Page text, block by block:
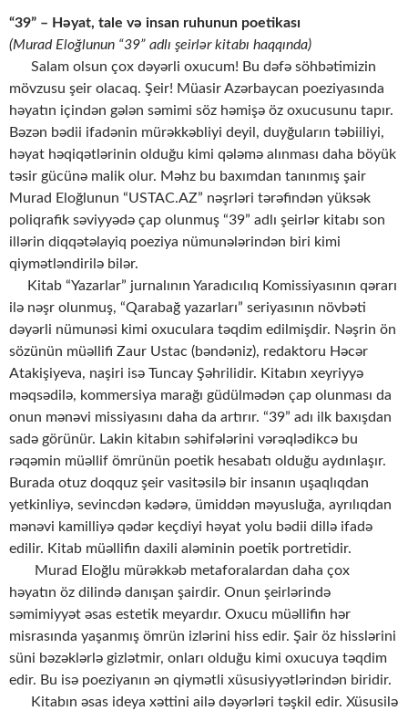
“39” – Həyat, tale və insan ruhunun poetikası
(Murad Eloğlunun “39” adlı şeirlər kitabı haqqında)
Salam olsun çox dəyərli oxucum! Bu dəfə söhbətimizin
mövzusu şeir olacaq. Şeir! Müasir Azərbaycan poeziyasında
həyatın içindən gələn səmimi söz həmişə öz oxucusunu tapır.
Bəzən bədii ifadənin mürəkkəbliyi deyil, duyğuların təbiiliyi,
həyat həqiqətlərinin olduğu kimi qələmə alınması daha böyük
təsir gücünə malik olur. Məhz bu baxımdan tanınmış şair
Murad Eloğlunun “USTAC.AZ” nəşrləri tərəfindən yüksək
poliqrafik səviyyədə çap olunmuş “39” adlı şeirlər kitabı son
illərin diqqətəlayiq poeziya nümunələrindən biri kimi
qiymətləndirilə bilər.
Kitab “Yazarlar” jurnalının Yaradıcılıq Komissiyasının qərarı
ilə nəşr olunmuş, “Qarabağ yazarları” seriyasının növbəti
dəyərli nümunəsi kimi oxuculara təqdim edilmişdir. Nəşrin ön
sözünün müəllifi Zaur Ustac (bəndəniz), redaktoru Həcər
Atakişiyeva, naşiri isə Tuncay Şəhrilidir. Kitabın xeyriyyə
məqsədilə, kommersiya marağı güdülmədən çap olunması da
onun mənəvi missiyasını daha da artırır. “39” adı ilk baxışdan
sadə görünür. Lakin kitabın səhifələrini vərəqlədikcə bu
rəqəmin müəllif ömrünün poetik hesabatı olduğu aydınlaşır.
Burada otuz doqquz şeir vasitəsilə bir insanın uşaqlıqdan
yetkinliyə, sevincdən kədərə, ümiddən məyusluğa, ayrılıqdan
mənəvi kamilliyə qədər keçdiyi həyat yolu bədii dillə ifadə
edilir. Kitab müəllifin daxili aləminin poetik portretidir.
Murad Eloğlu mürəkkəb metaforalardan daha çox
həyatın öz dilində danışan şairdir. Onun şeirlərində
səmimiyyət əsas estetik meyardır. Oxucu müəllifin hər
misrasında yaşanmış ömrün izlərini hiss edir. Şair öz hisslərini
süni bəzəklərlə gizlətmir, onları olduğu kimi oxucuya təqdim
edir. Bu isə poeziyanın ən qiymətli xüsusiyyətlərindən biridir.
Kitabın əsas ideya xəttini ailə dəyərləri təşkil edir. Xüsusilə